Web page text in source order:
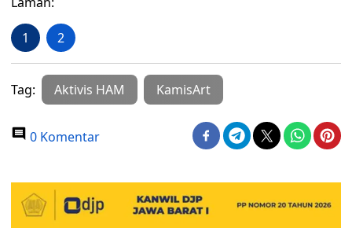
1 2
Tag: Aktivis HAM KamisArt
0 Komentar